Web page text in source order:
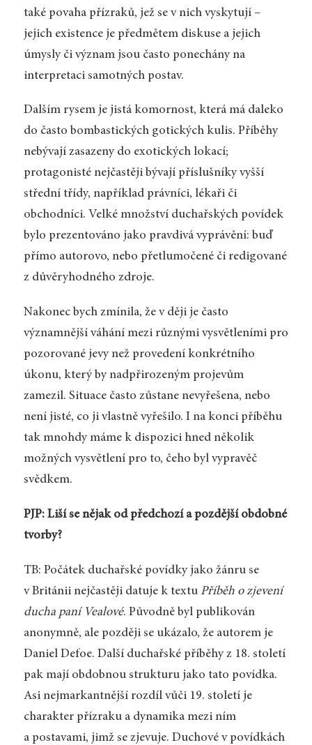
také povaha přízraků, jež se v nich vyskytují –
jejich existence je předmětem diskuse a jejich
úmysly či význam jsou často ponechány na
interpretaci samotných postav.
Dalším rysem je jistá komornost, která má daleko
do často bombastických gotických kulis. Příběhy
nebývají zasazeny do exotických lokací;
protagonisté nejčastěji bývají příslušníky vyšší
střední třídy, například právníci, lékaři či
obchodníci. Velké množství duchařských povídek
bylo prezentováno jako pravdivá vyprávění: buď
přímo autorovo, nebo přetlumočené či redigované
z důvěryhodného zdroje.
Nakonec bych zmínila, že v ději je často
významnější váhání mezi různými vysvětleními pro
pozorované jevy než provedení konkrétního
úkonu, který by nadpřirozeným projevům
zamezil. Situace často zůstane nevyřešena, nebo
není jisté, co ji vlastně vyřešilo. I na konci příběhu
tak mnohdy máme k dispozici hned několik
možných vysvětlení pro to, čeho byl vypravěč
svědkem.
PJP: Liší se nějak od předchozí a pozdější obdobné
tvorby?
TB: Počátek duchařské povídky jako žánru se
v Británii nejčastěji datuje k textu Příběh o zjevení
ducha paní Vealové. Původně byl publikován
anonymně, ale později se ukázalo, že autorem je
Daniel Defoe. Další duchařské příběhy z 18. století
pak mají obdobnou strukturu jako tato povídka.
Asi nejmarkantnější rozdíl vůči 19. století je
charakter přízraku a dynamika mezi ním
a postavami, jimž se zjevuje. Duchové v povídkách